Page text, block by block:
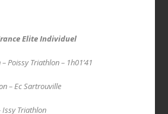
Elite Individuel
Poissy Triathlon – 1h01’41
– Ec Sartrouville
Issy Triathlon